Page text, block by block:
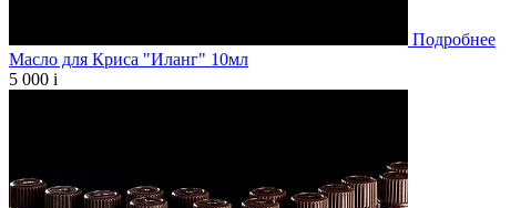
Подробнее
Масло для Криса "Иланг" 10мл
5 000 i